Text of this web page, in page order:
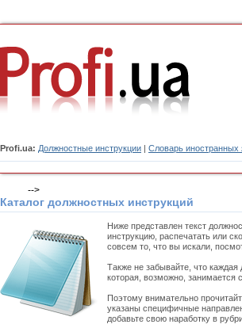
Profi.ua: Должностные инструкции | Словарь иностранных
-->
Каталог должностных инструкций
Ниже представлен текст
инструкцию, распечатать или
совсем то, что вы искали,
Также не забывайте, что каждая
которая, возможно,
Поэтому внимательно
указаны специфичные
добавьте свою наработку в